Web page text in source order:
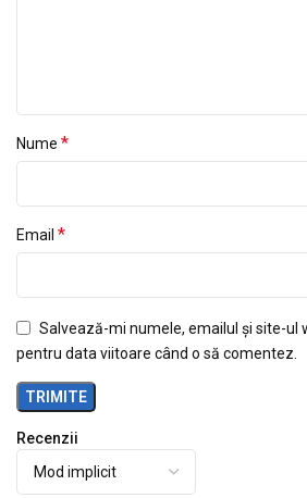
Recenzii
Nume *
Email *
Salvează-mi numele, emailul și site-ul
pentru data viitoare când o să comentez.